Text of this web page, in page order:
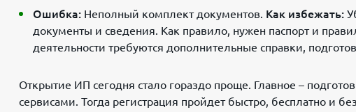
Ошибка: Неполный комплект документов. Как избежать:
документы и сведения. Как правило, нужен паспорт и
деятельности требуются дополнительные справки,
Открытие ИП сегодня стало гораздо проще. Главное –
сервисами. Тогда регистрация пройдет быстро, бесплатно и